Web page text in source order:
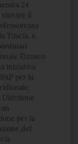
24
visitare il
Tuscia, e
Etrusco
iniziativa
per la
Direzione
per la
del